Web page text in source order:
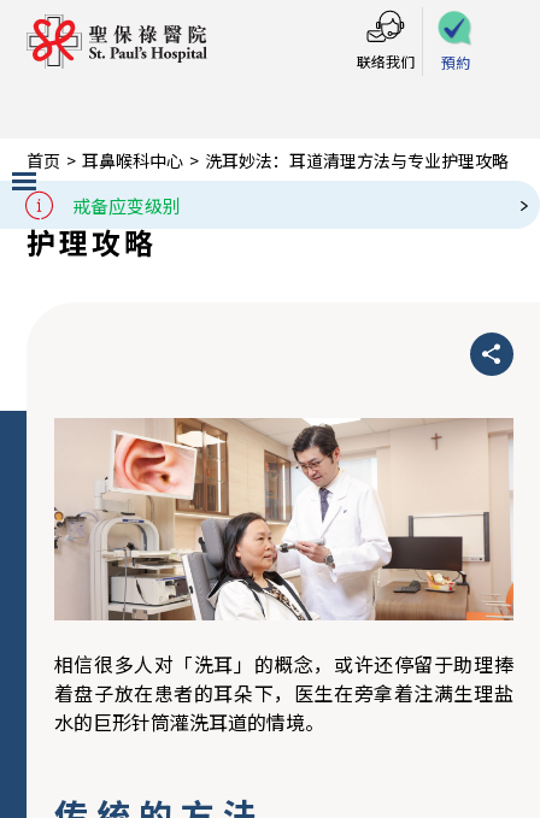
联络我们 預約
二十四小时门诊不设预约
戒备应变级别
Slide 1 of 3.
首页 > 耳鼻喉科中心 > 洗耳妙法：耳道清理方法与专业护理攻略
洗耳妙法：耳道清理方法与专业
护理攻略
相信很多人对「洗耳」的概念，或许还停留于助理捧
着盘子放在患者的耳朵下，医生在旁拿着注满生理盐
水的巨形针筒灌洗耳道的情境。